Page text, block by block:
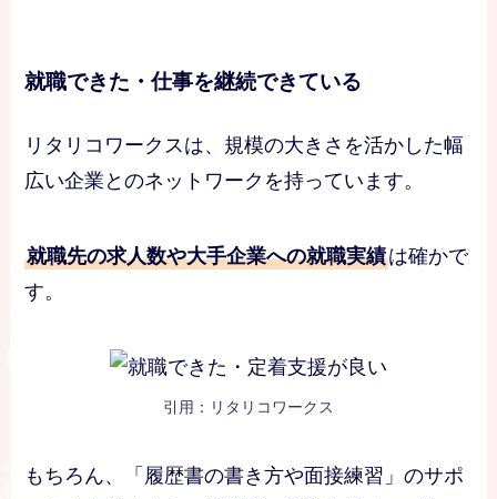
就職できた・仕事を継続できている
リタリコワークスは、規模の大きさを活かした幅
広い企業とのネットワークを持っています。
就職先の求人数や大手企業への就職実績は確かで
す。
引用：リタリコワークス
もちろん、「履歴書の書き方や面接練習」のサポ